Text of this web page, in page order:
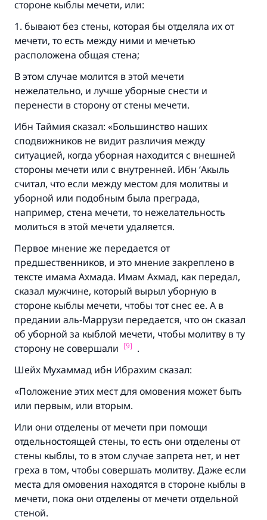
стороне кыблы мечети, или:
1. бывают без стены, которая бы отделяла их от
мечети, то есть между ними и мечетью
расположена общая стена;
В этом случае молится в этой мечети
нежелательно, и лучше уборные снести и
перенести в сторону от стены мечети.
Ибн Таймия сказал: «Большинство наших
сподвижников не видит различия между
ситуацией, когда уборная находится с внешней
стороны мечети или с внутренней. Ибн ‘Акыль
считал, что если между местом для молитвы и
уборной или подобным была преграда,
например, стена мечети, то нежелательность
молиться в этой мечети удаляется.
Первое мнение же передается от
предшественников, и это мнение закреплено в
тексте имама Ахмада. Имам Ахмад, как передал,
сказал мужчине, который вырыл уборную в
стороне кыблы мечети, чтобы тот снес ее. А в
предании аль-Маррузи передается, что он сказал
об уборной за кыблой мечети, чтобы молитву в ту
сторону не совершали [9] .
Шейх Мухаммад ибн Ибрахим сказал:
«Положение этих мест для омовения может быть
или первым, или вторым.
Или они отделены от мечети при помощи
отдельностоящей стены, то есть они отделены от
стены кыблы, то в этом случае запрета нет, и нет
греха в том, чтобы совершать молитву. Даже если
места для омовения находятся в стороне кыблы в
мечети, пока они отделены от мечети отдельной
стеной.
Ответ № 110845 помог сохранить
брак.
Помогите нам предоставить ответы Умме
Посланник Аллаха, мир ему и
благословение, сказал:
«Указавшему на благое (полагается) такая
же награда как и совершившему его»
(МУСЛИМ, № 1893).
Участвуйте сейчас!